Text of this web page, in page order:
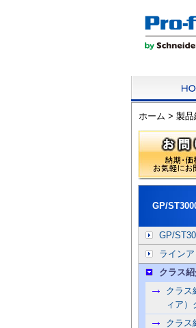
ホーム > 製品
GP/
GP/
ライン
クラス
クラス
ィア）
クラス